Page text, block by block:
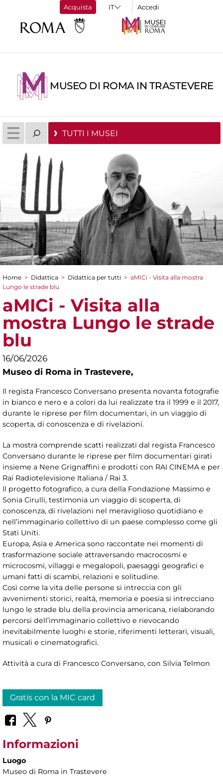
Acquista Accedi
MUSEO DI ROMA IN TRASTEVERE
TUTTI I MUSEI
Tu sei qui
Home > Didattica > Didattica per tutti > aMICi - Visita alla mostra
Lungo le strade blu
aMICi - Visita alla
mostra Lungo le strade
blu
16/06/2026
Museo di Roma in Trastevere,
Il regista Francesco Conversano presenta novanta fotografie
in bianco e nero e a colori da lui realizzate tra il 1999 e il 2017,
durante le riprese per film documentari, in un viaggio di
scoperta, di conoscenza e di rivelazioni.
La mostra comprende scatti realizzati dal regista Francesco
Conversano durante le riprese per film documentari girati
insieme a Nene Grignaffini e prodotti con RAI CINEMA e per
Rai Radiotelevisione Italiana / Rai 3.
Il progetto fotografico, a cura della Fondazione Massimo e
Sonia Cirulli, testimonia un viaggio di scoperta, di
conoscenza, di rivelazioni nel meraviglioso quotidiano e
nell’immaginario collettivo di un paese complesso come gli
Stati Uniti.
Europa, Asia e America sono raccontate nei momenti di
trasformazione sociale attraversando macrocosmi e
microcosmi, villaggi e megalopoli, paesaggi geografici e
umani fatti di scambi, relazioni e solitudine.
Così come la vita delle persone si intreccia con gli
avvenimenti storici, realtà, memoria e poesia si intrecciano
lungo le strade blu della provincia americana, rielaborando
percorsi dell’immaginario collettivo e rievocando
inevitabilmente luoghi e storie, riferimenti letterari, visuali,
musicali e cinematografici.
Attività a cura di Francesco Conversano, con Silvia Telmon
Gratis con la MIC card
Informazioni
Luogo
Museo di Roma in Trastevere